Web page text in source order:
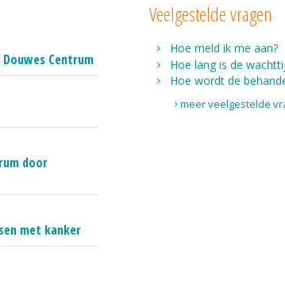
Centrum
door
met kanker
Veelgestelde vragen
Hoe meld ik me aan?
Hoe lang is de
Hoe wordt de
meer veelgestelde